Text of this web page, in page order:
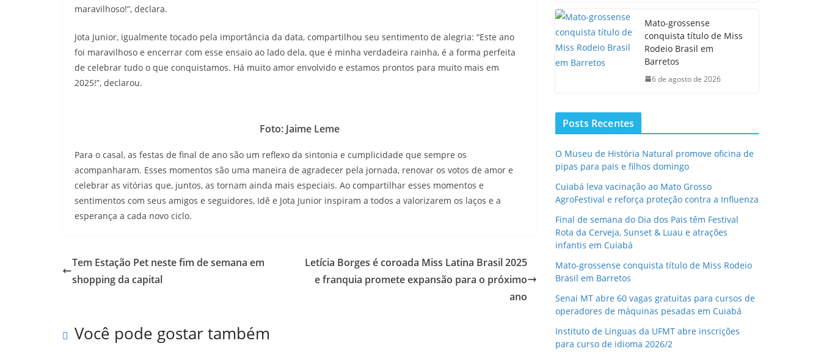
maravilhoso!”, declara.
Jota Junior, igualmente tocado pela importância da data, compartilhou seu sentimento de alegria: “Este ano
foi maravilhoso e encerrar com esse ensaio ao lado dela, que é minha verdadeira rainha, é a forma perfeita
de celebrar tudo o que conquistamos. Há muito amor envolvido e estamos prontos para muito mais em
2025!”, declarou.
Foto: Jaime Leme
Para o casal, as festas de final de ano são um reflexo da sintonia e cumplicidade que sempre os
acompanharam. Esses momentos são uma maneira de agradecer pela jornada, renovar os votos de amor e
celebrar as vitórias que, juntos, as tornam ainda mais especiais. Ao compartilhar esses momentos e
sentimentos com seus amigos e seguidores, Idê e Jota Junior inspiram a todos a valorizarem os laços e a
esperança a cada novo ciclo.
Tem Estação Pet neste fim de semana em
shopping da capital
Letícia Borges é coroada Miss Latina Brasil 2025
e franquia promete expansão para o próximo
ano
Você pode gostar também
Mato-grossense
conquista título de Miss
Rodeio Brasil em
Barretos
6 de agosto de 2026
Posts Recentes
O Museu de História Natural promove oficina de
pipas para pais e filhos domingo
Cuiabá leva vacinação ao Mato Grosso
AgroFestival e reforça proteção contra a Influenza
Final de semana do Dia dos Pais têm Festival
Rota da Cerveja, Sunset & Luau e atrações
infantis em Cuiabá
Mato-grossense conquista título de Miss Rodeio
Brasil em Barretos
Senai MT abre 60 vagas gratuitas para cursos de
operadores de máquinas pesadas em Cuiabá
Instituto de Linguas da UFMT abre inscrições
para curso de idioma 2026/2